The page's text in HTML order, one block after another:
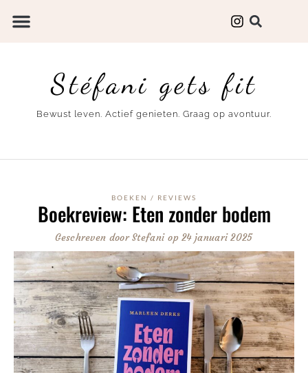
Stéfani gets fit
Bewust leven. Actief genieten. Graag op avontuur.
BOEKEN / REVIEWS
Boekreview: Eten zonder bodem
Geschreven doorStefani op 24 januari 2025